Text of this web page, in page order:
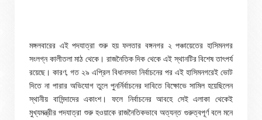
মঙ্গলবারের এই পদযাত্রা শুরু হয় ফলতার বঙ্গনগর ২ পঞ্চায়েতের হাসিমনগর
সংলগ্ন কালীতলা মাঠ থেকে। রাজনৈতিক দিক থেকে এই স্থানটির বিশেষ তাৎপর্য
রয়েছে। কারণ, গত ২৯ এপ্রিল বিধানসভা নির্বাচনের পর এই হাসিমনগরেই ভোট
দিতে না পারার অভিযোগ তুলে পুনর্নির্বাচনের দাবিতে বিক্ষোভে সামিল হয়েছিলেন
স্থানীয় বাসিন্দাদের একাংশ। ফলে নির্বাচনের আবহে সেই এলাকা থেকেই
মুখ্যমন্ত্রীর পদযাত্রা শুরু হওয়াকে রাজনৈতিকভাবে অত্যন্ত গুরুত্বপূর্ণ বলে মনে